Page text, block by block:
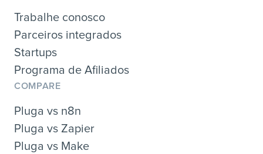
Trabalhe conosco
Parceiros integrados
Startups
Programa de Afiliados
COMPARE
Pluga vs n8n
Pluga vs Zapier
Pluga vs Make